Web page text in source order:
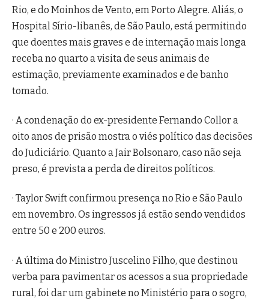
Rio, e do Moinhos de Vento, em Porto Alegre. Aliás, o
Hospital Sírio-libanês, de São Paulo, está permitindo
que doentes mais graves e de internação mais longa
receba no quarto a visita de seus animais de
estimação, previamente examinados e de banho
tomado.
· A condenação do ex-presidente Fernando Collor a
oito anos de prisão mostra o viés político das decisões
do Judiciário. Quanto a Jair Bolsonaro, caso não seja
preso, é prevista a perda de direitos políticos.
· Taylor Swift confirmou presença no Rio e São Paulo
em novembro. Os ingressos já estão sendo vendidos
entre 50 e 200 euros.
· A última do Ministro Juscelino Filho, que destinou
verba para pavimentar os acessos a sua propriedade
rural, foi dar um gabinete no Ministério para o sogro,